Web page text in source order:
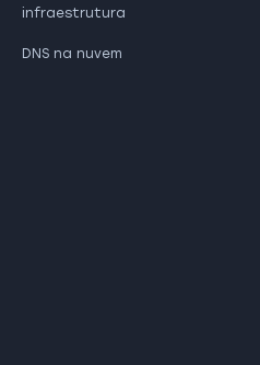
infraestrutura
DNS na nuvem